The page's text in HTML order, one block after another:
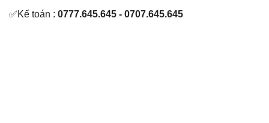
✅Kế toán : 0777.645.645 - 0707.645.645